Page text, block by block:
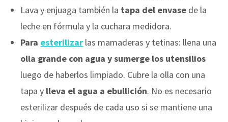
Lava y enjuaga también la tapa del envase de la
leche en fórmula y la cuchara medidora.
Para esterilizar las mamaderas y tetinas: llena una
olla grande con agua y sumerge los utensilios
luego de haberlos limpiado. Cubre la olla con una
tapa y lleva el agua a ebullición. No es necesario
esterilizar después de cada uso si se mantiene una